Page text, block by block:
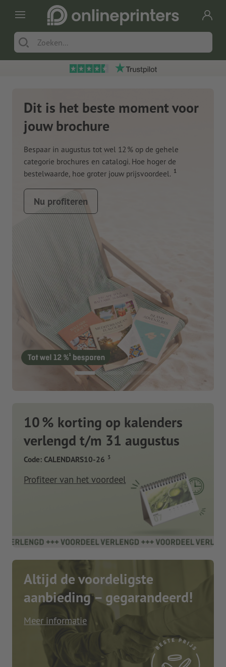
Dit is het beste moment voor
jouw brochure
Bespaar in augustus tot wel 12 % op de gehele
categorie brochures en catalogi. Hoe hoger de
bestelwaarde, hoe groter jouw prijsvoordeel. 1
Nu profiteren
10 % korting op kalenders
verlengd t/m 31 augustus
Code: CALENDARS10-26 3
Profiteer van het voordeel
Altijd de voordeligste
aanbieding – gegarandeerd!
Meer informatie